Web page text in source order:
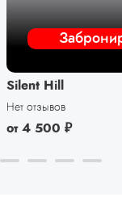
Silent Hill
Нет отзывов
от 4 500 ₽